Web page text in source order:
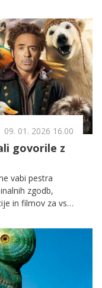
zime in se
in čudovitih
09. 01. 2026 16.00
govorile z
vabi pestra
zgodb,
in filmov za vso